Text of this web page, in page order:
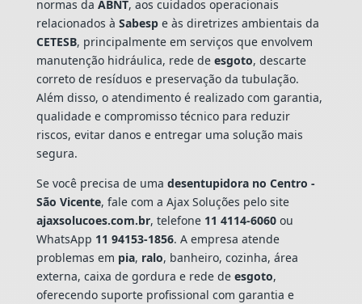
normas da ABNT, aos cuidados operacionais
relacionados à Sabespe às diretrizes ambientais da
CETESB, principalmente em serviços que envolvem
manutenção hidráulica, rede de esgoto, descarte
correto de resíduos e preservação da tubulação.
Além disso, o atendimento é realizado com garantia,
qualidade e compromisso técnico para reduzir
riscos, evitar danos e entregar uma solução mais
segura.
Se você precisa de uma desentupidora no Centro -
São Vicente, fale com a Ajax Soluções pelo site
ajaxsolucoes.com.br, telefone 11 4114-6060ou
WhatsApp 11 94153-1856. A empresa atende
problemas em pia, ralo, banheiro, cozinha, área
externa, caixa de gordura e rede de esgoto,
oferecendo suporte profissional com garantia e